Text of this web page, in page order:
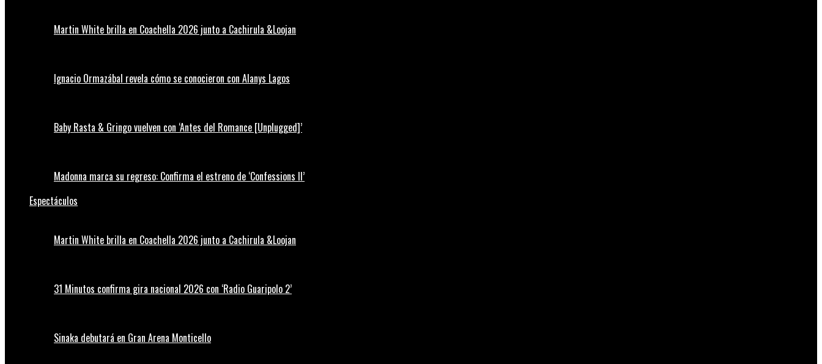
Martin White brilla en Coachella 2026 junto a Cachirula &Loojan
Ignacio Ormazábal revela cómo se conocieron con Alanys Lagos
Baby Rasta & Gringo vuelven con ‘Antes del Romance [Unplugged]’
Madonna marca su regreso: Confirma el estreno de ‘Confessions II’
Espectáculos
Martin White brilla en Coachella 2026 junto a Cachirula &Loojan
31 Minutos confirma gira nacional 2026 con ‘Radio Guaripolo 2’
Sinaka debutará en Gran Arena Monticello